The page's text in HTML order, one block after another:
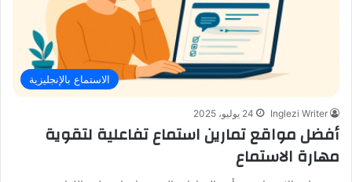
الاستماع بالإنجليزية
Inglezi Writer 24 يوليو، 2025
أفضل مواقع تمارين استماع تفاعلية لتقوية
مهارة الاستماع